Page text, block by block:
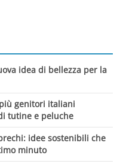
idea di bellezza per la
genitori italiani
tutine e peluche
idee sostenibili che
minuto